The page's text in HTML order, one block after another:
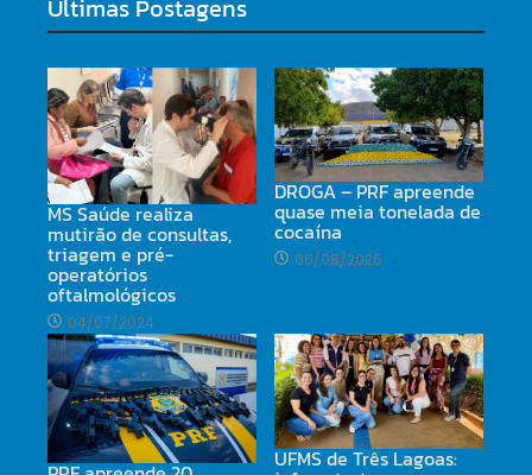
Últimas Postagens
MS Saúde realiza
mutirão de consultas,
triagem e pré-
operatórios
oftalmológicos
04/07/2024
DROGA – PRF apreende
quase meia tonelada de
cocaína
06/08/2026
UFMS de Três Lagoas: